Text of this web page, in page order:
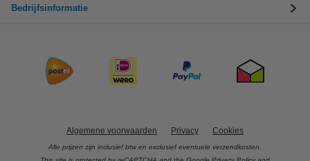
Bedrijfsinformatie
Algemene voorwaarden Privacy Cookies
Alle prijzen zijn inclusief btw en exclusief eventuele verzendkosten.